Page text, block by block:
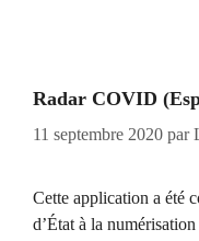
Radar COVID
11 septembre 2020 par
Cette application a été
d’État à la